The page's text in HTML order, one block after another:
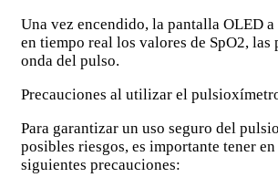
Una vez encendido, la pantalla OLED
en tiempo real los valores de SpO2, las
onda del pulso.
Precauciones al utilizar el
Para garantizar un uso seguro del
posibles riesgos, es importante tener
siguientes precauciones: